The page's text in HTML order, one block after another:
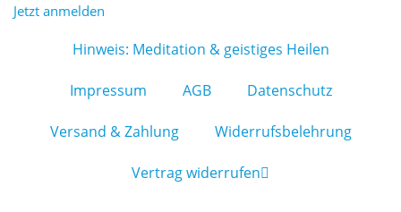
Jetzt anmelden
Hinweis: Meditation & geistiges Heilen
Impressum AGB Datenschutz
Versand & Zahlung Widerrufsbelehrung
Vertrag widerrufen